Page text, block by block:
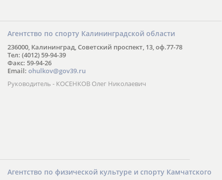
Агентство по спорту Калининградской области
236000, Калининград, Советский проспект, 13, оф.77-78
Тел: (4012) 59-94-39
Факс: 59-94-26
Email: ohulkov@gov39.ru
Руководитель - КОСЕНКОВ Олег Николаевич
Агентство по физической культуре и спорту Камчатского